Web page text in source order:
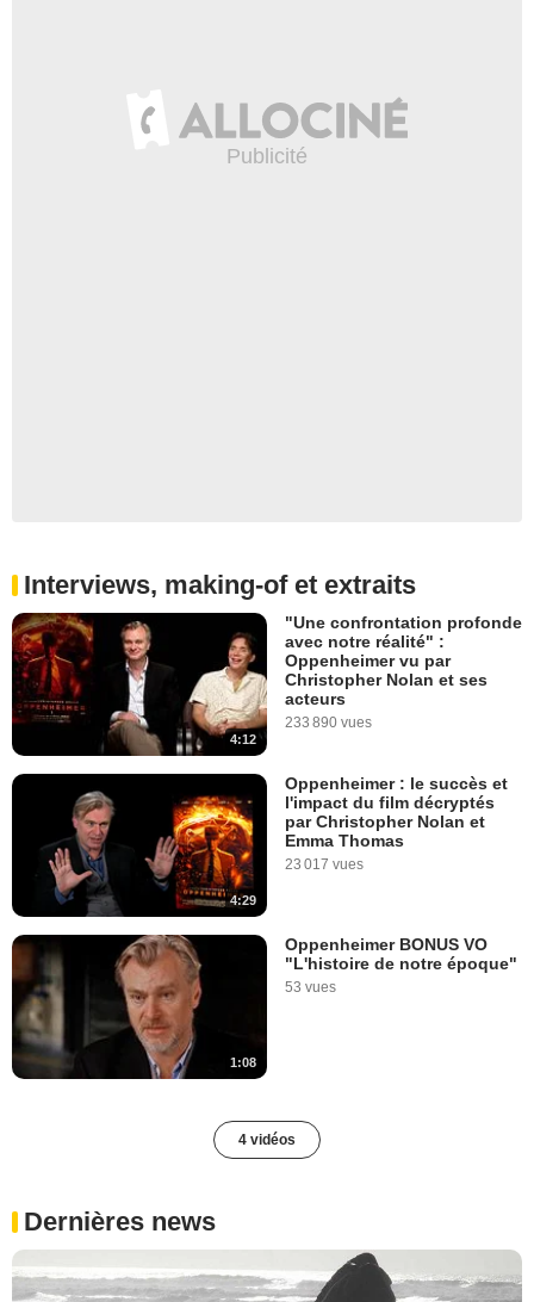
Interviews, making-of et extraits
4:12
"Une confrontation profonde
avec notre réalité" :
Oppenheimer vu par
Christopher Nolan et ses
acteurs
233 890 vues
4:29
Oppenheimer : le succès et
l'impact du film décryptés
par Christopher Nolan et
Emma Thomas
23 017 vues
1:08
Oppenheimer BONUS VO
"L'histoire de notre époque"
53 vues
4 vidéos
Dernières news